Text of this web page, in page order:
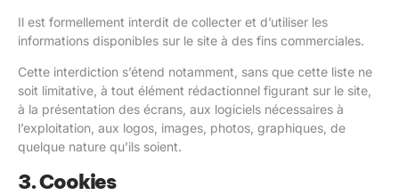
Il est formellement interdit de collecter et d’utiliser les
informations disponibles sur le site à des fins commerciales.
Cette interdiction s’étend notamment, sans que cette liste ne
soit limitative, à tout élément rédactionnel figurant sur le site,
à la présentation des écrans, aux logiciels nécessaires à
l’exploitation, aux logos, images, photos, graphiques, de
quelque nature qu’ils soient.
3. Cookies